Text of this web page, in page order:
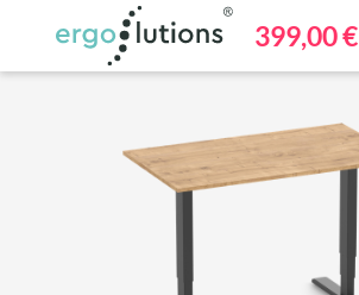
399,00 €